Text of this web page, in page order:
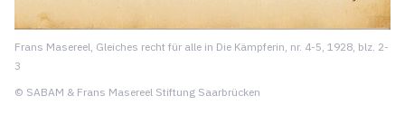
Frans Masereel, Gleiches recht für alle in Die Kämpferin, nr. 4-5, 1928, blz. 2-
3
© SABAM & Frans Masereel Stiftung Saarbrücken